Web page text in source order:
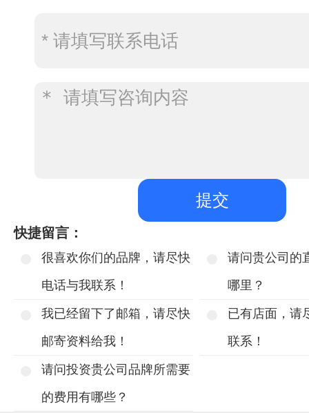
快捷留言：
很喜欢你们的品牌，请尽快
电话与我联系！
请问贵公司的
哪里？
我已经留下了邮箱，请尽快
邮寄资料给我！
已有店面，请
联系！
请问投资贵公司品牌所需要
的费用有哪些？